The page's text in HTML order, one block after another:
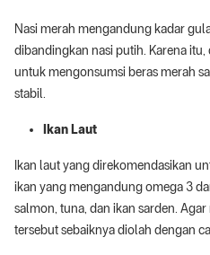
Nasi merah mengandung kadar
dibandingkan nasi putih. Karena itu,
untuk mengonsumsi beras merah
stabil.
Ikan Laut
Ikan laut yang direkomendasikan
ikan yang mengandung omega 3
salmon, tuna, dan ikan sarden.
tersebut sebaiknya diolah dengan